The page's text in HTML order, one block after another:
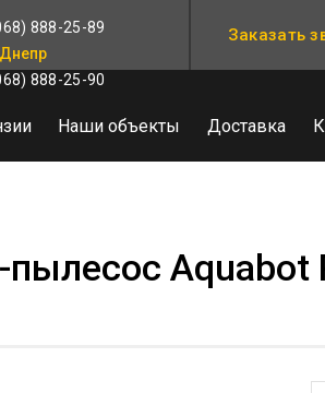
888-25-89
Днепр
888-25-90
Заказать
Наши объекты Доставка
Aquabot